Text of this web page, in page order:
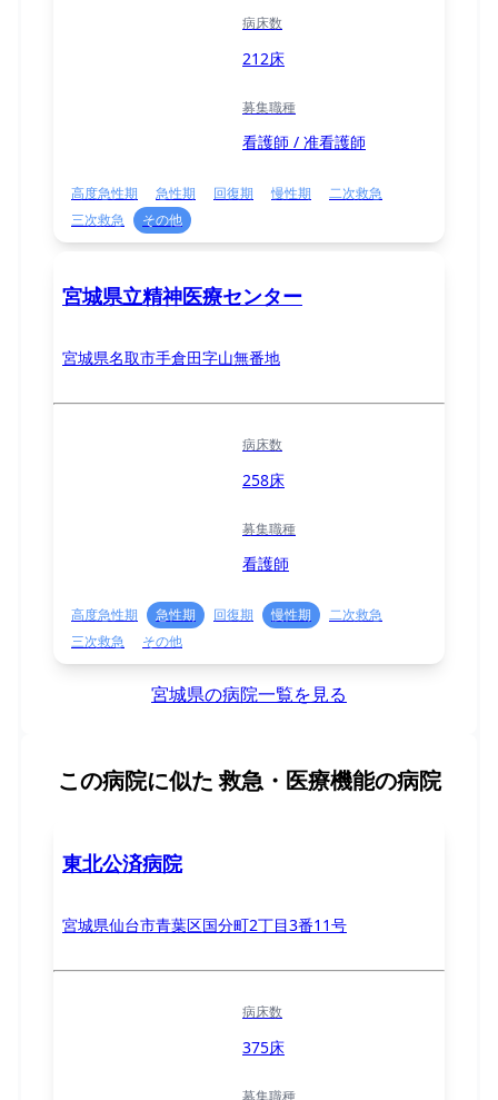
病床数
212床
募集職種
看護師 / 准看護師
高度急性期 急性期 回復期 慢性期
二次救急
三次救急
その他
宮城県立精神医療センター
宮城県名取市手倉田字山無番地
病床数
258床
募集職種
看護師
高度急性期 急性期 回復期 慢性期
二次救急
三次救急
その他
宮城県の病院一覧を見る
この病院に似た 救急・医療機能の病院
東北公済病院
宮城県仙台市青葉区国分町2丁目3番11号
病床数
375床